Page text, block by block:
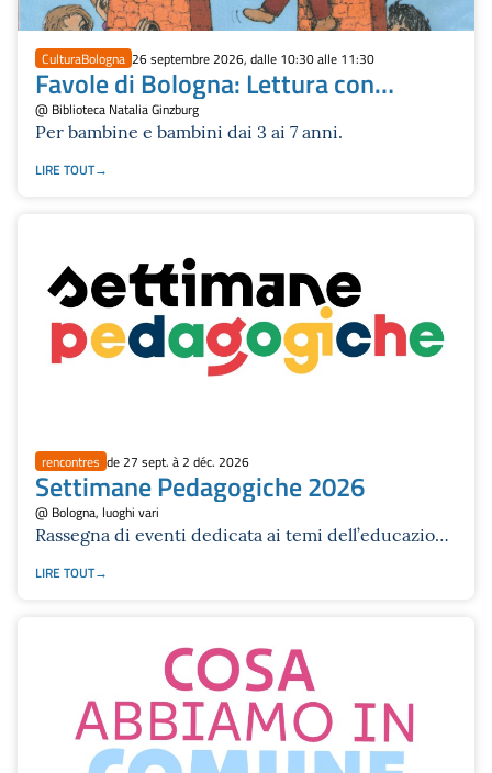
CulturaBologna 26 septembre 2026, dalle 10:30 alle 11:30
Favole di Bologna: Lettura con
Manuela Zucchi
@ Biblioteca Natalia Ginzburg
Per bambine e bambini dai 3 ai 7 anni.
LIRE TOUT
rencontres de 27 sept. à 2 déc. 2026
Settimane Pedagogiche 2026
@ Bologna, luoghi vari
Rassegna di eventi dedicata ai temi dell’educazione
LIRE TOUT